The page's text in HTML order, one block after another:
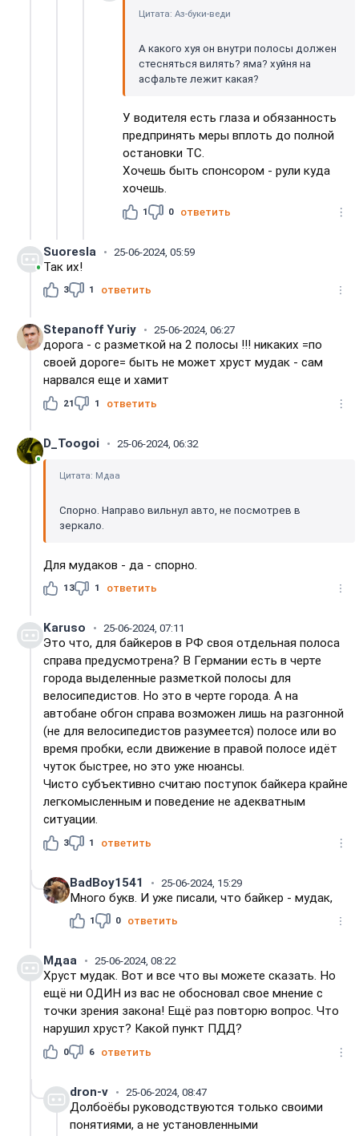
Цитата: Аз-буки-веди
А какого хуя он внутри полосы должен
стесняться вилять? яма? хуйня на
асфальте лежит какая?
У водителя есть глаза и обязанность
предпринять меры вплоть до полной
остановки ТС.
Хочешь быть спонсором - рули куда
хочешь.
1 0 ответить
Suoresla 25-06-2024, 05:59
Так их!
3 1 ответить
Stepanoff Yuriy 25-06-2024, 06:27
дорога - с разметкой на 2 полосы !!! никаких =по
своей дороге= быть не может хруст мудак - сам
нарвался еще и хамит
21 1 ответить
D_Toogoi 25-06-2024, 06:32
Цитата: Мдаа
Спорно. Направо вильнул авто, не посмотрев в
зеркало.
Для мудаков - да - спорно.
13 1 ответить
Karuso 25-06-2024, 07:11
Это что, для байкеров в РФ своя отдельная полоса
справа предусмотрена? В Германии есть в черте
города выделенные разметкой полосы для
велосипедистов. Но это в черте города. А на
автобане обгон справа возможен лишь на разгонной
(не для велосипедистов разумеется) полосе или во
время пробки, если движение в правой полосе идёт
чуток быстрее, но это уже нюансы.
Чисто субъективно считаю поступок байкера крайне
легкомысленным и поведение не адекватным
ситуации.
3 1 ответить
BadBoy1541 25-06-2024, 15:29
Много букв. И уже писали, что байкер - мудак,
1 0 ответить
Мдаа 25-06-2024, 08:22
Хруст мудак. Вот и все что вы можете сказать. Но
ещё ни ОДИН из вас не обосновал свое мнение с
точки зрения закона! Ещё раз повторю вопрос. Что
нарушил хруст? Какой пункт ПДД?
0 6 ответить
dron-v 25-06-2024, 08:47
Долбоёбы руководствуются только своими
понятиями, а не установленными